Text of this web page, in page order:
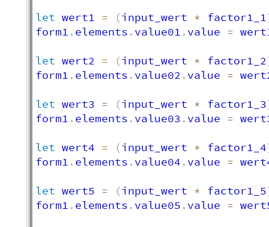
let wert1 = (input_wert * factor1_1
form1 . elements . value01 . value =
let wert2 = (input_wert * factor1_2
form1 . elements . value02 . value =
let wert3 = (input_wert * factor1_3
form1 . elements . value03 . value =
let wert4 = (input_wert * factor1_4
form1 . elements . value04 . value =
let wert5 = (input_wert * factor1_5
form1 . elements . value05 . value =